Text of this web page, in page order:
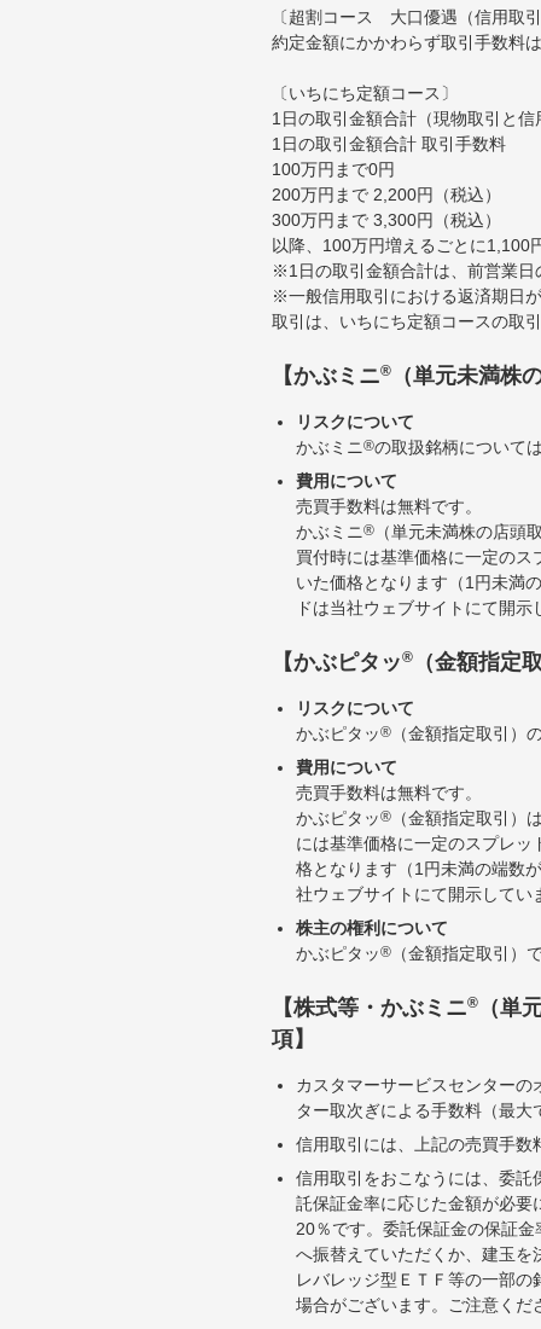
〔超割コース 大口優遇（信用取
約定金額にかかわらず取引手数料
〔いちにち定額コース〕
1日の取引金額合計（現物取引と
1日の取引金額合計 取引手数料
100万円まで0円
200万円まで 2,200円（税込）
300万円まで 3,300円（税込）
以降、100万円増えるごとに1,100
※1日の取引金額合計は、前営業日
※一般信用取引における返済期日
取引は、いちにち定額コースの取
【かぶミニ® （単元未満株
リスクについて
かぶミニ®の取扱銘柄について
費用について
売買手数料は無料です。
かぶミニ®
（単元未満株の店頭
買付時には基準価格に一定の
いた価格となります（1円未満
ドは当社ウェブサイトにて開
【かぶピタッ® （金額指定
リスクについて
かぶピタッ®
（金額指定取引）
費用について
売買手数料は無料です。
かぶピタッ®
（金額指定取引）
には基準価格に一定のスプレ
格となります（1円未満の端数
社ウェブサイトにて開示して
株主の権利について
かぶピタッ® （金額指定取引）
【株式等・かぶミニ®
（単
項】
カスタマーサービスセンター
ター取次ぎによる手数料（最
信用取引には、上記の売買手
信用取引をおこなうには、委
託保証金率に応じた金額が必
20％です。委託保証金の保証
へ振替えていただくか、建玉
レバレッジ型ＥＴＦ等の一部
場合がございます。ご注意くだ